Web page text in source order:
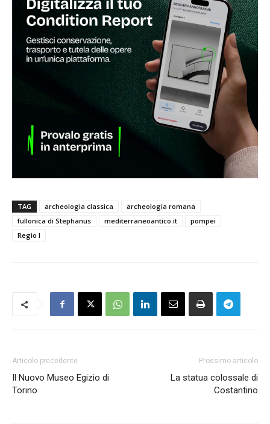
TAG archeologia classica
archeologia romana
fullonica di Stephanus
mediterraneoantico.it
pompei
Regio I
Articolo precedente
Il Nuovo Museo Egizio di
Torino
Prossimo articolo
La statua colossale di
Costantino